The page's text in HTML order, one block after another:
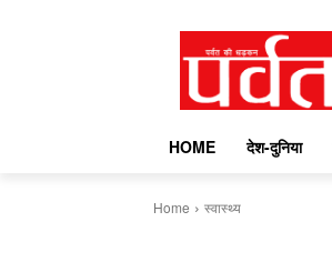
HOME देश-दुनिया
Home स्वास्थ्य